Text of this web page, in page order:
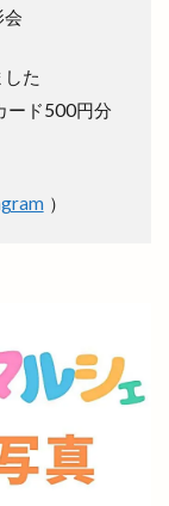
通り
南口
博物館
店
トラン
湾かき氷
会
た
ード500円分
）